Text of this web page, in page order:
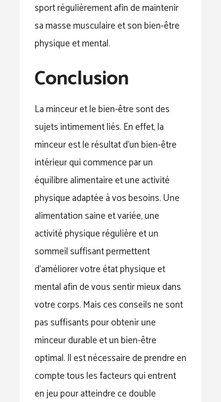
sport régulièrement afin de maintenir
sa masse musculaire et son bien-être
physique et mental.
Conclusion
La minceur et le bien-être sont des
sujets intimement liés. En effet, la
minceur est le résultat d’un bien-être
intérieur qui commence par un
équilibre alimentaire et une activité
physique adaptée à vos besoins. Une
alimentation saine et variée, une
activité physique régulière et un
sommeil suffisant permettent
d’améliorer votre état physique et
mental afin de vous sentir mieux dans
votre corps. Mais ces conseils ne sont
pas suffisants pour obtenir une
minceur durable et un bien-être
optimal. Il est nécessaire de prendre en
compte tous les facteurs qui entrent
en jeu pour atteindre ce double